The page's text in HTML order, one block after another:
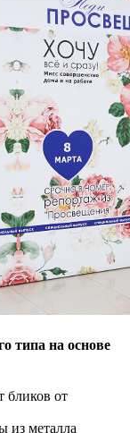
типа на основе
бликов от
из металла